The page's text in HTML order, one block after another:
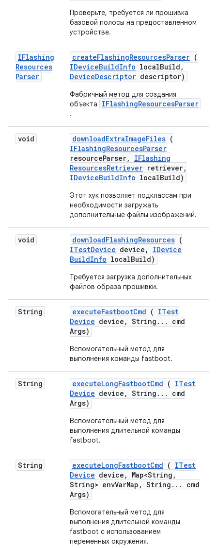
Проверьте, требуется ли прошивка
базовой полосы на предоставленном
устройстве.
IFlashing
Resources
Parser
createFlashingResourcesParser (
IDeviceBuildInfo localBuild ,
DeviceDescriptor descriptor)
Фабричный метод для создания
объекта
IFlashingResourcesParser
.
void downloadExtraImageFiles (
IFlashingResourcesParser
resourceParser,
IFlashing
ResourcesRetriever retriever,
IDeviceBuildInfo localBuild)
Этот хук позволяет подклассам при
необходимости загружать
дополнительные файлы изображений.
void downloadFlashingResources (
ITestDevice device ,
IDevice
BuildInfo localBuild)
Требуется загрузка дополнительных
файлов образа прошивки.
String executeFastbootCmd ( ITest
Device device , String . . .
cmd
Args)
Вспомогательный метод для
выполнения команды fastboot.
String executeLongFastbootCmd ( ITest
Device device , String . . .
cmd
Args)
Вспомогательный метод для
выполнения длительной команды
fastboot.
String executeLongFastbootCmd ( ITest
Device device , Map<String ,
String> envVarMap , String . . .
cmd
Args)
Вспомогательный метод для
выполнения длительной команды
fastboot с использованием
переменных окружения.